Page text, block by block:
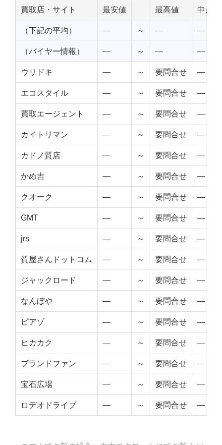
買取店・サイト 最安値 最高値 中点値
（下記の平均） — ～ — —
（バイヤー情報） — ～ — —
ウリドキ — ～ 要問合せ —
エコスタイル — ～ 要問合せ —
買取エージェント — ～ 要問合せ —
カイトリマン — ～ 要問合せ —
カドノ質店 — ～ 要問合せ —
かめ吉 — ～ 要問合せ —
クオーク — ～ 要問合せ —
GMT — ～ 要問合せ —
jrs — ～ 要問合せ —
質屋さんドットコム — ～ 要問合せ —
ジャックロード — ～ 要問合せ —
なんぼや — ～ 要問合せ —
ピアゾ — ～ 要問合せ —
ヒカカク — ～ 要問合せ —
ブランドファン — ～ 要問合せ —
宝石広場 — ～ 要問合せ —
ロデオドライブ — ～ 要問合せ —